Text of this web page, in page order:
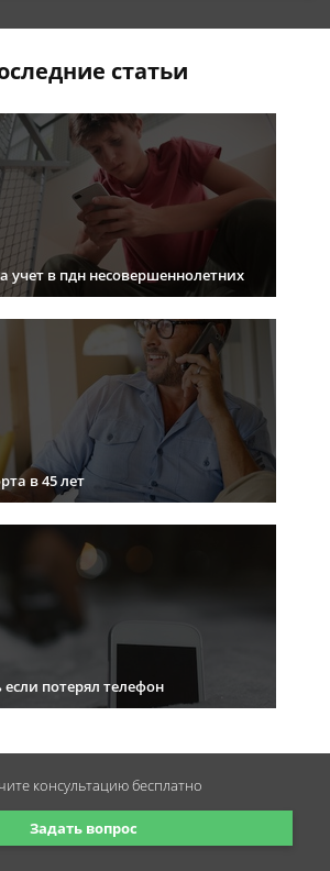
статьи
учет в пдн несовершеннолетних
в 45 лет
если потерял телефон
Задать вопрос
консультациюбесплатно